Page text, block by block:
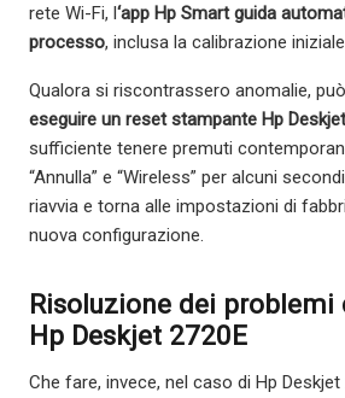
rete Wi-Fi, l‘app Hp Smart guida
processo, inclusa la calibrazione
Qualora si riscontrassero anomalie,
eseguire un reset stampante Hp
sufficiente tenere premuti
“Annulla” e “Wireless” per alcuni
riavvia e torna alle impostazioni di
nuova configurazione.
Risoluzione dei
Hp Deskjet 2720E
Che fare, invece, nel caso di Hp